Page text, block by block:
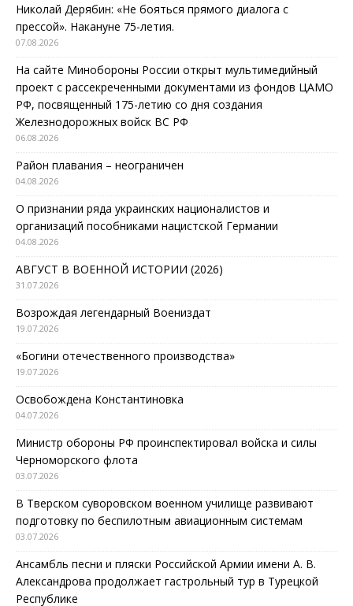
Николай Дерябин: «Не бояться прямого диалога с
прессой». Накануне 75-летия.
07.08.2026
На сайте Минобороны России открыт мультимедийный
проект с рассекреченными документами из фондов ЦАМО
РФ, посвященный 175-летию со дня создания
Железнодорожных войск ВС РФ
06.08.2026
Район плавания – неограничен
04.08.2026
О признании ряда украинских националистов и
организаций пособниками нацистской Германии
04.08.2026
АВГУСТ В ВОЕННОЙ ИСТОРИИ (2026)
31.07.2026
Возрождая легендарный Воениздат
19.07.2026
«Богини отечественного производства»
19.07.2026
Освобождена Константиновка
04.07.2026
Министр обороны РФ проинспектировал войска и силы
Черноморского флота
03.07.2026
В Тверском суворовском военном училище развивают
подготовку по беспилотным авиационным системам
03.07.2026
Ансамбль песни и пляски Российской Армии имени А. В.
Александрова продолжает гастрольный тур в Турецкой
Республике